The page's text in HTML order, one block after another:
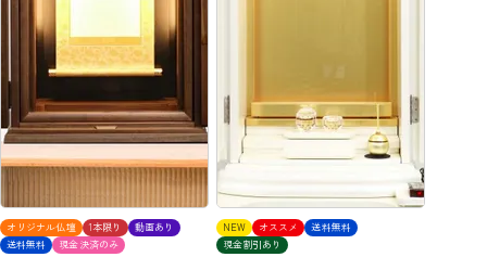
オリジナル仏壇 1本限り
動画あり
送料無料
現金決済のみ
NEW オススメ
送料無料
現金割引あり